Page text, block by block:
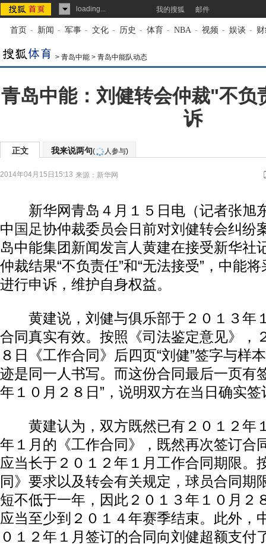
loading... 我的搜狐 邮件
首页 - 新闻 - 军事 - 文化 - 历史 - 体育 - NBA - 视频 - 娱谈 -
> 青岛中能 > 青岛中能队动态
青岛中能：刘健转会仲裁"不负
诉
正文 我来说两句( 人参与)
2014年04月15日15:13 来源： 新华网
新华网青岛４月１５日电（记者张旭
中 国足协仲裁委员会日前对刘健转会纠纷
岛中能集团新闻发言人黄建在接受新华社
仲裁结果“不负责任”和“无法接受”，中能
进行申诉，维护自身权益。
黄建说，刘健与俱乐部于２０１３年
合同真实有效。按照《司法鉴定意见》，
８日《工作合同》后四页“刘健”签字与样
迹是同一人书写。而这份合同最后一页有
年１０月２８日”，说明双方在当日确实
黄建认为，双方既然已有２０１２年
年１月的《工作合同》，既然再次签订合
应当长于２０１２年１月工作合同期限。
同》要求以及转会有关规定，球员合同期
短不低于一年，因此２０１３年１０月２
应当至少到２０１４年赛季结束。此外，
０１２年１月签订的合同向刘健超额支付